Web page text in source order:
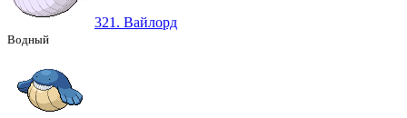
321. Вайлорд
Водный